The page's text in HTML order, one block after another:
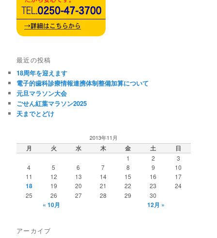
最近の投稿
18周年を迎えます
電子的歯科診療情報連携体制整備加算について
元旦マラソン大会
ごせん紅葉マラソン2025
天までとどけ
2013年11月
月 火 水 木 金 土 日
1 2
3
4
5 6 7 8 9
10
11
12 13 14 15 16 17
18 19 20 21 22 23
24
25
26 27 28 29 30
« 10月 12月 »
アーカイブ